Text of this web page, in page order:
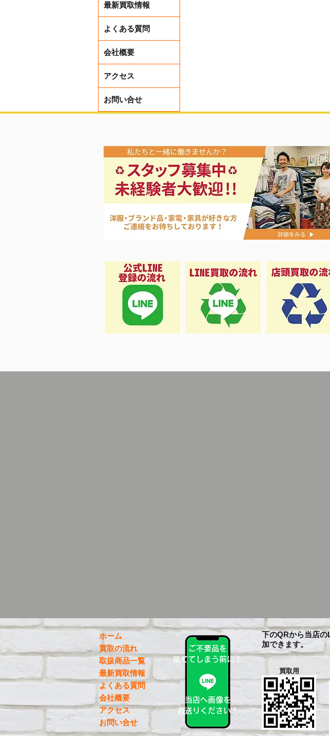
最新買取情報
よくある質問
会社概要
アクセス
お問い合せ
ホーム
買取の流れ
取扱商品一覧
最新買取情報
よくある質問
会社概要
アクセス
お問い合せ
ご不要品を
捨ててしまう前に！
当店へ画像を
お送りください！
下のQRから当店の
加できます。
買取用